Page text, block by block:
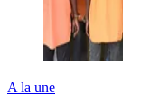
A la une